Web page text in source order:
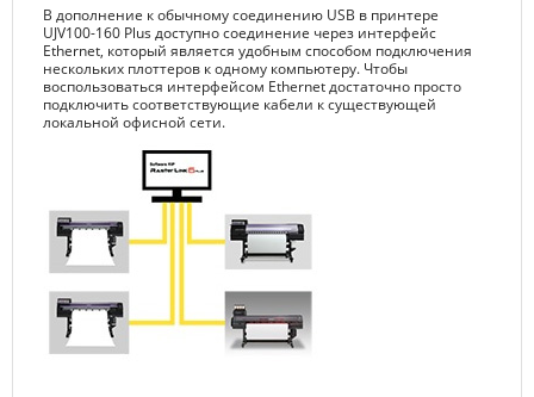
В дополнение к обычному соединению USB в принтере
UJV100-160 Plus доступно соединение через интерфейс
Ethernet, который является удобным способом подключения
нескольких плоттеров к одному компьютеру. Чтобы
воспользоваться интерфейсом Ethernet достаточно просто
подключить соответствующие кабели к существующей
локальной офисной сети.